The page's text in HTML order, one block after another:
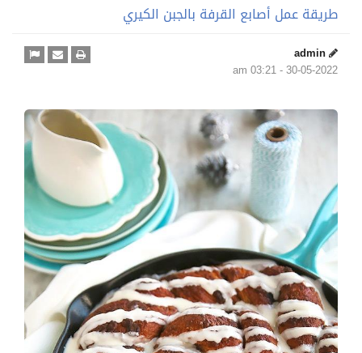
طريقة عمل أصابع القرفة بالجبن الكيري
admin
30-05-2022 - 03:21 am